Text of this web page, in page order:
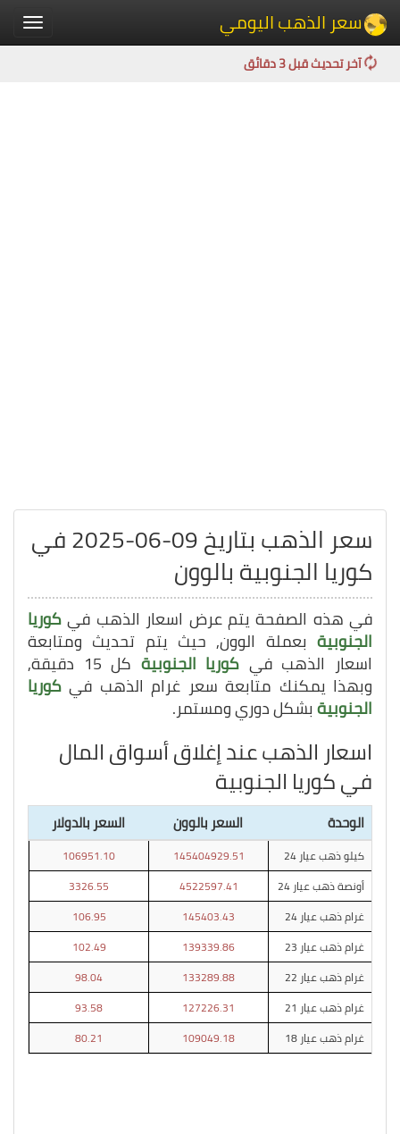
Toggle سعر الذهب اليومي
آخر تحديث قبل 3 دقائق
سعر الذهب بتاريخ 09-06-2025 في
كوريا الجنوبية بالوون
في هذه الصفحة يتم عرض اسعار الذهب فيكوريا
الجنوبية بعملة الوون, حيث يتم تحديث ومتابعة
اسعار الذهب في كوريا الجنوبية كل 15 دقيقة,
وبهذا يمكنك متابعة سعر غرام الذهب في كوريا
الجنوبيةبشكل دوري ومستمر.
اسعار الذهب عند إغلاق أسواق المال
في كوريا الجنوبية
الوحدة السعر بالوون السعر بالدولار
كيلو ذهب عيار 24 145404929.51
106951.10
أونصة ذهب عيار 24
4522597.41
3326.55
غرام ذهب عيار 24
145403.43
106.95
غرام ذهب عيار 23
139339.86
102.49
غرام ذهب عيار 22
133289.88
98.04
غرام ذهب عيار 21
127226.31
93.58
غرام ذهب عيار 18
109049.18
80.21